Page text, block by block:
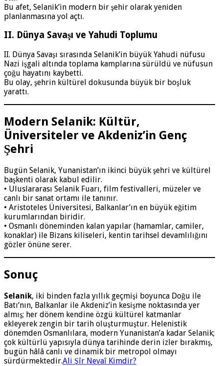
Bu afet, Selanik’in modern bir şehir olarak yeniden
planlanmasına yol açtı.
II. Dünya Savaşı ve Yahudi Toplumu
II. Dünya Savaşı sırasında Selanik’in büyük Yahudi nüfusu
Nazi işgali altında toplama kamplarına sürüldü ve nüfusun
çoğu hayatını kaybetti.
Bu olay, şehrin kültürel dokusunda büyük bir boşluk
yarattı.
Modern Selanik: Kültür,
Üniversiteler ve Akdeniz’in Genç
Şehri
Bugün Selanik, Yunanistan’ın ikinci büyük şehri ve kültürel
başkenti olarak kabul edilir.
• Uluslararası Selanik Fuarı, film festivalleri, müzeler ve
canlı bir sanat ortamı ile tanınır.
• Aristoteles Üniversitesi, Balkanlar’ın en büyük eğitim
kurumlarından biridir.
• Osmanlı döneminden kalan yapılar (hamamlar, camiler,
konaklar) ile Bizans kiliseleri, kentin tarihsel devamlılığını
gözler önüne serer.
Sonuç
Selanik, iki binden fazla yıllık geçmişi boyunca Doğu ile
Batı’nın, Balkanlar ile Akdeniz’in kesişme noktasında yer
almış; her dönem kendine özgü kültürel katmanlar
ekleyerek zengin bir tarih oluşturmuştur. Helenistik
dönemden Osmanlılara, modern Yunanistan’a kadar Selanik;
çok kültürlü yapısıyla dünya tarihinde derin izler bırakmış,
bugün hâlâ canlı ve dinamik bir metropol olmayı
sürdürmektedir.Ali Şîr Nevaî Kimdir?